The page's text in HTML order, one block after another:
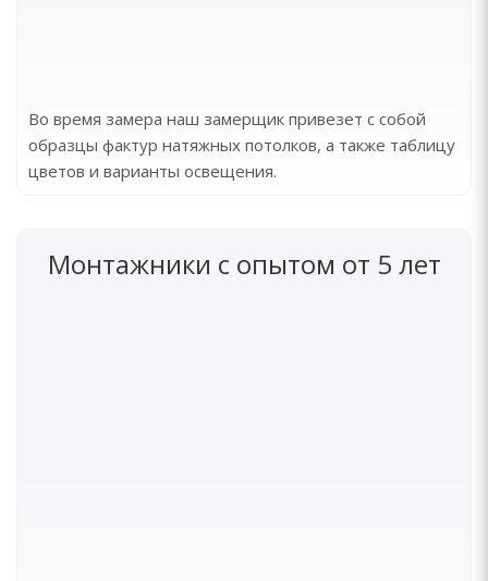
Во время замера наш замерщик привезет с собой
образцы фактур натяжных потолков, а также таблицу
цветов и варианты освещения.
Монтажники с опытом от 5 лет